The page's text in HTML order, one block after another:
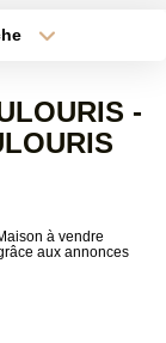
-
à vendre
aux annonces